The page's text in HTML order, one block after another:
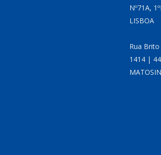
Nº71A,
LISBOA
Rua
1414 |